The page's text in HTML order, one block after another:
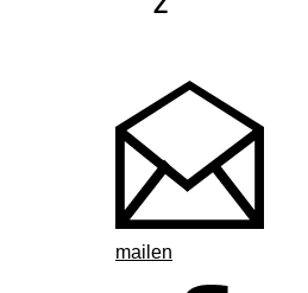
mailen